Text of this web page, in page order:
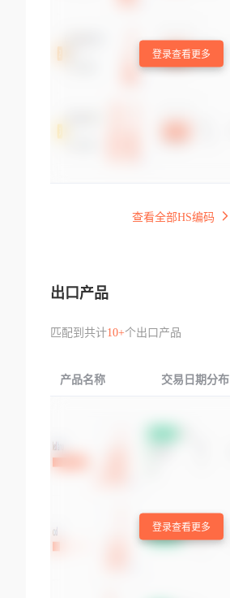
登录查看更多
查看全部HS编码
出口产品
匹配到共计10+个出口产品
产品名称 交易日期分布
登录查看更多